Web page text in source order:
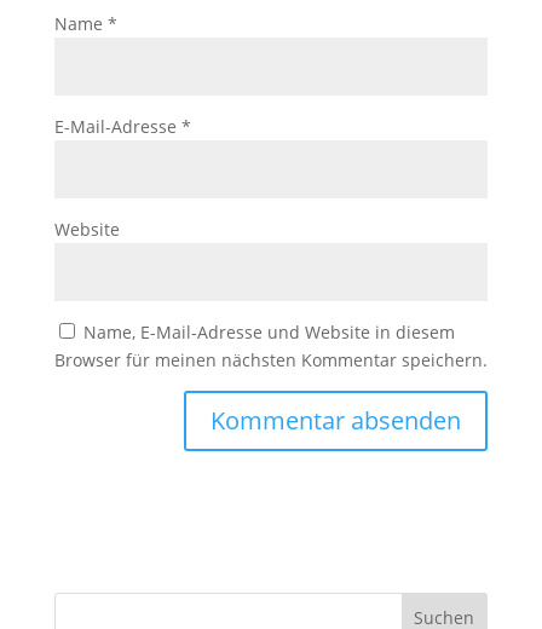
Name *
E-Mail-Adresse *
Website
Name, E-Mail-Adresse und Website in diesem
Browser für meinen nächsten Kommentar speichern.
Suchen